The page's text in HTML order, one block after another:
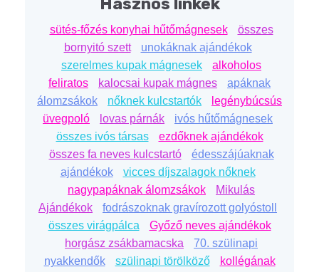
Főbb Jellemzők:
Vicces állatfigurákkal díszített tanga.
Kiváló minőségű anyagok és kényelmes
viselet.
Ideális választás legénybúcsúra vagy vicces
ajándéknak.
Mókás és Emlékezetes
A Vicces Tanga nemcsak különleges designjával
hozzájárul a jókedvhez, hanem kényelmes
viseletével is biztosítja a vidám hangulatot. Legyen
szó bármilyen mókás alkalmazásról, ez a tanga
garantáltan emlékezetessé teszi a pillanatot.
sütés-főzés konyhai hűtőmágnesek
összes
bornyitó szett
unokáknak ajándékok
szerelmes kupak mágnesek
alkoholos
feliratos
kalocsai kupak mágnes
apáknak
álomzsákok
nőknek kulcstartók
legénybúcsús
üvegpoló
lovas párnák
ivós hűtőmágnesek
összes ivós társas
ezdőknek ajándékok
összes fa neves kulcstartó
édesszájúaknak
ajándékok
vicces díjszalagok nőknek
nagypapáknak álomzsákok
Mikulás
Ajándékok
fodrászoknak gravírozott golyóstoll
összes virágpálca
Győző neves ajándékok
horgász zsákbamacska
70. szülinapi
nyakkendők
szülinapi törölköző
kollégának